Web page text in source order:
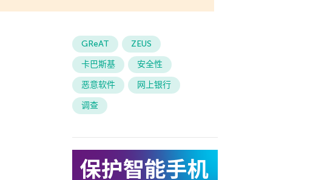
GReAT
ZEUS
卡巴斯基
安全性
恶意软件
网上银行
调查